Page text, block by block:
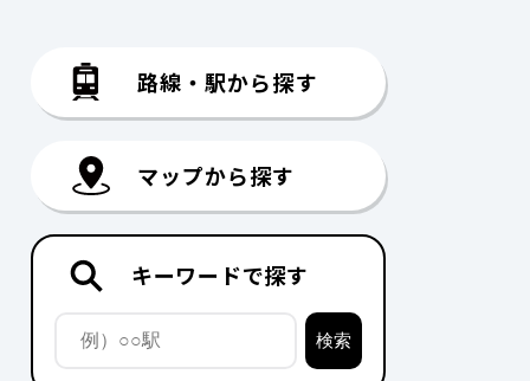
路線・駅から探す
マップから探す
キーワードで探す